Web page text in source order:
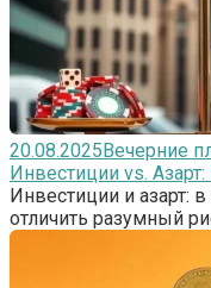
20.08.2025 Вечерние
Инвестиции vs.
Инвестиции и азарт:
отличить разумный